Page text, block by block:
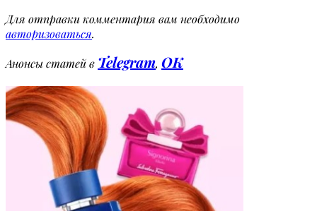
Для отправки комментария вам необходимо
авторизоваться.
Анонсы статей в Telegram, OK